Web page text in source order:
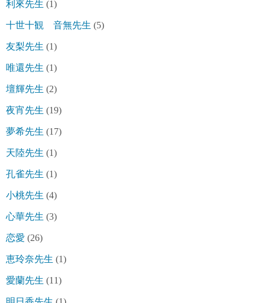
利來先生 (1)
十世十観 音無先生 (5)
友梨先生 (1)
唯還先生 (1)
壇輝先生 (2)
夜宵先生 (19)
夢希先生 (17)
天陸先生 (1)
孔雀先生 (1)
小桃先生 (4)
心華先生 (3)
恋愛 (26)
恵玲奈先生 (1)
愛蘭先生 (11)